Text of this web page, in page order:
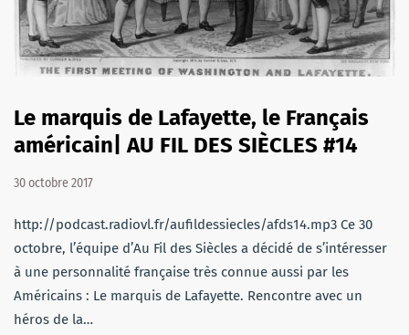
Le marquis de Lafayette, le Français
américain| AU FIL DES SIÈCLES #14
30 octobre 2017
http://podcast.radiovl.fr/aufildessiecles/afds14.mp3 Ce 30
octobre, l’équipe d’Au Fil des Siècles a décidé de s’intéresser
à une personnalité française très connue aussi par les
Américains : Le marquis de Lafayette. Rencontre avec un
héros de la…